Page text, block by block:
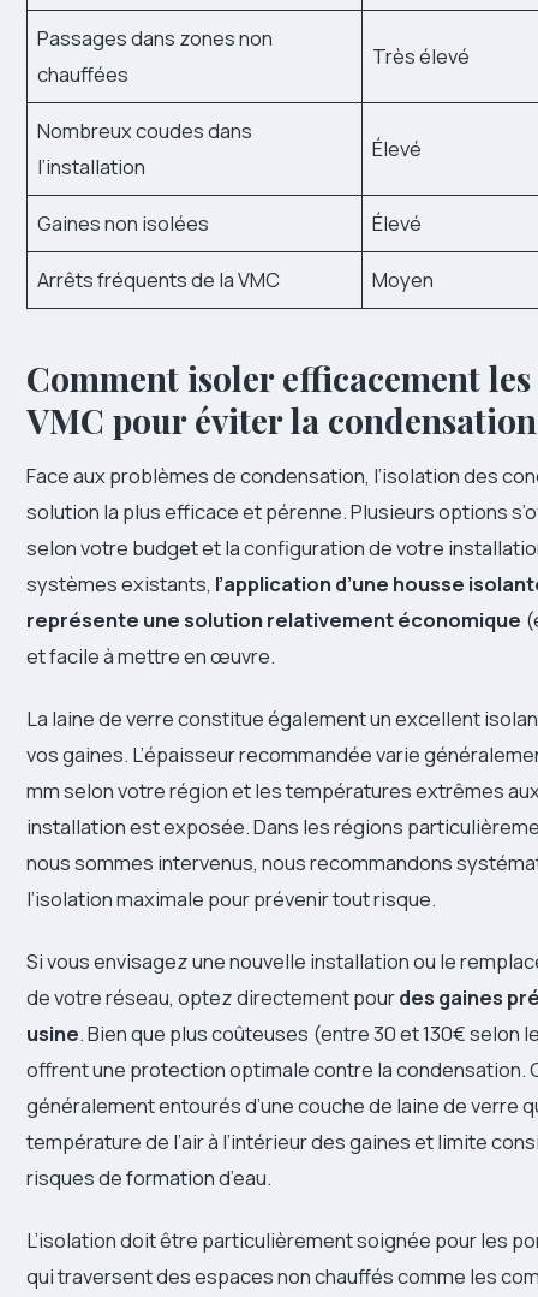
Passages dans zones non
chauffées
Très élevé
Nombreux coudes dans
l’installation
Élevé
Gaines non isolées Élevé
Arrêts fréquents de la VMC Moyen
Comment isoler efficacement
VMC pour éviter la condensation
Face aux problèmes de condensation, l’isolation des
solution la plus efficace et pérenne. Plusieurs options
selon votre budget et la configuration de votre
systèmes existants, l’application d’une housse
représente une solution relativement économique
et facile à mettre en œuvre.
La laine de verre constitue également un excellent
vos gaines. L’épaisseur recommandée varie
mm selon votre région et les températures extrêmes
installation est exposée. Dans les régions
nous sommes intervenus, nous recommandons
l’isolation maximale pour prévenir tout risque.
Si vous envisagez une nouvelle installation ou le
de votre réseau, optez directement pourdes gaines
usine. Bien que plus coûteuses (entre 30 et 130€ selon
offrent une protection optimale contre la condensation.
généralement entourés d’une couche de laine de verre
température de l’air à l’intérieur des gaines et limite
risques de formation d’eau.
L’isolation doit être particulièrement soignée pour les
qui traversent des espaces non chauffés comme les